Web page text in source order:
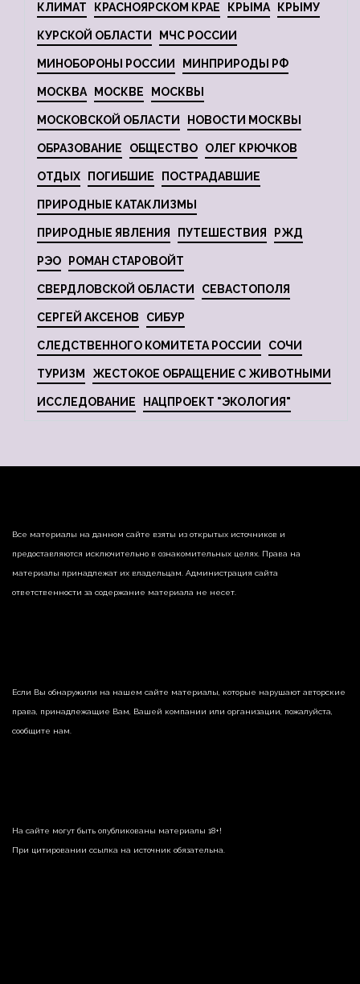
КЛИМАТ КРАСНОЯРСКОМ КРАЕ КРЫМА КРЫМУ
КУРСКОЙ ОБЛАСТИ МЧС РОССИИ
МИНОБОРОНЫ РОССИИ МИНПРИРОДЫ РФ
МОСКВА МОСКВЕ МОСКВЫ
МОСКОВСКОЙ ОБЛАСТИ НОВОСТИ МОСКВЫ
ОБРАЗОВАНИЕ ОБЩЕСТВО ОЛЕГ КРЮЧКОВ
ОТДЫХ ПОГИБШИЕ ПОСТРАДАВШИЕ
ПРИРОДНЫЕ КАТАКЛИЗМЫ
ПРИРОДНЫЕ ЯВЛЕНИЯ ПУТЕШЕСТВИЯ РЖД
РЭО РОМАН СТАРОВОЙТ
СВЕРДЛОВСКОЙ ОБЛАСТИ СЕВАСТОПОЛЯ
СЕРГЕЙ АКСЕНОВ СИБУР
СЛЕДСТВЕННОГО КОМИТЕТА РОССИИ СОЧИ
ТУРИЗМ ЖЕСТОКОЕ ОБРАЩЕНИЕ С ЖИВОТНЫМИ
ИССЛЕДОВАНИЕ НАЦПРОЕКТ "ЭКОЛОГИЯ"
Все материалы на данном сайте взяты из открытых источников и
предоставляются исключительно в ознакомительных целях. Права на
материалы принадлежат их владельцам. Администрация сайта
ответственности за содержание материала не несет.
Если Вы обнаружили на нашем сайте материалы, которые нарушают авторские
права, принадлежащие Вам, Вашей компании или организации, пожалуйста,
сообщите нам.
На сайте могут быть опубликованы материалы 18+!
При цитировании ссылка на источник обязательна.